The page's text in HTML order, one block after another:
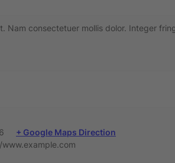
consectetuer mollis dolor. Integer
+ Google Maps Direction